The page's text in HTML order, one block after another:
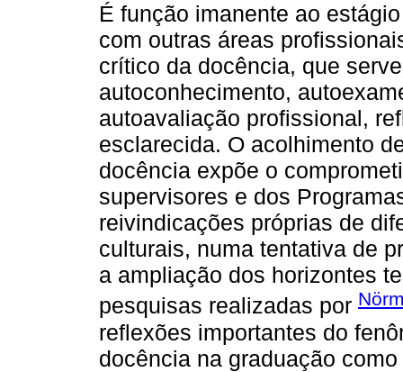
É função imanente ao
com outras áreas
crítico da docência, que
autoconhecimento,
autoavaliação profissional,
esclarecida. O acolhimento
docência expõe o
supervisores e dos
reivindicações próprias de
culturais, numa tentativa de
a ampliação dos horizontes
pesquisas realizadas por
reflexões importantes do
docência na graduação